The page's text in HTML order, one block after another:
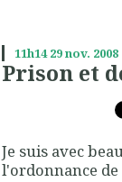
11h14 29nov. 2008
Prison et
Je suis avec
l'ordonnance